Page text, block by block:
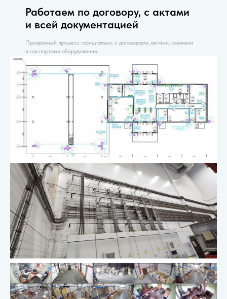
Работаем по договору, с актами
и всей документацией
Прозрачный процесс: официально, с договорами, актами, схемами
и паспортами оборудования.